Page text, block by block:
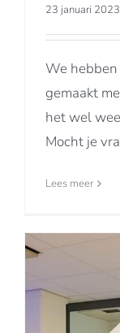
23 januari 2023
We
gemaakt
het wel
Mocht je
Lees meer